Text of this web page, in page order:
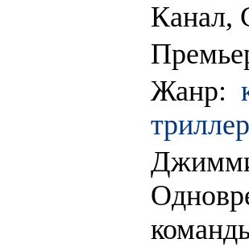
Канал,
Жанр:
триллер